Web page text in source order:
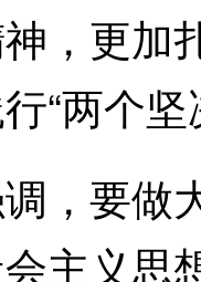
，更加
“两个
要做
主义思